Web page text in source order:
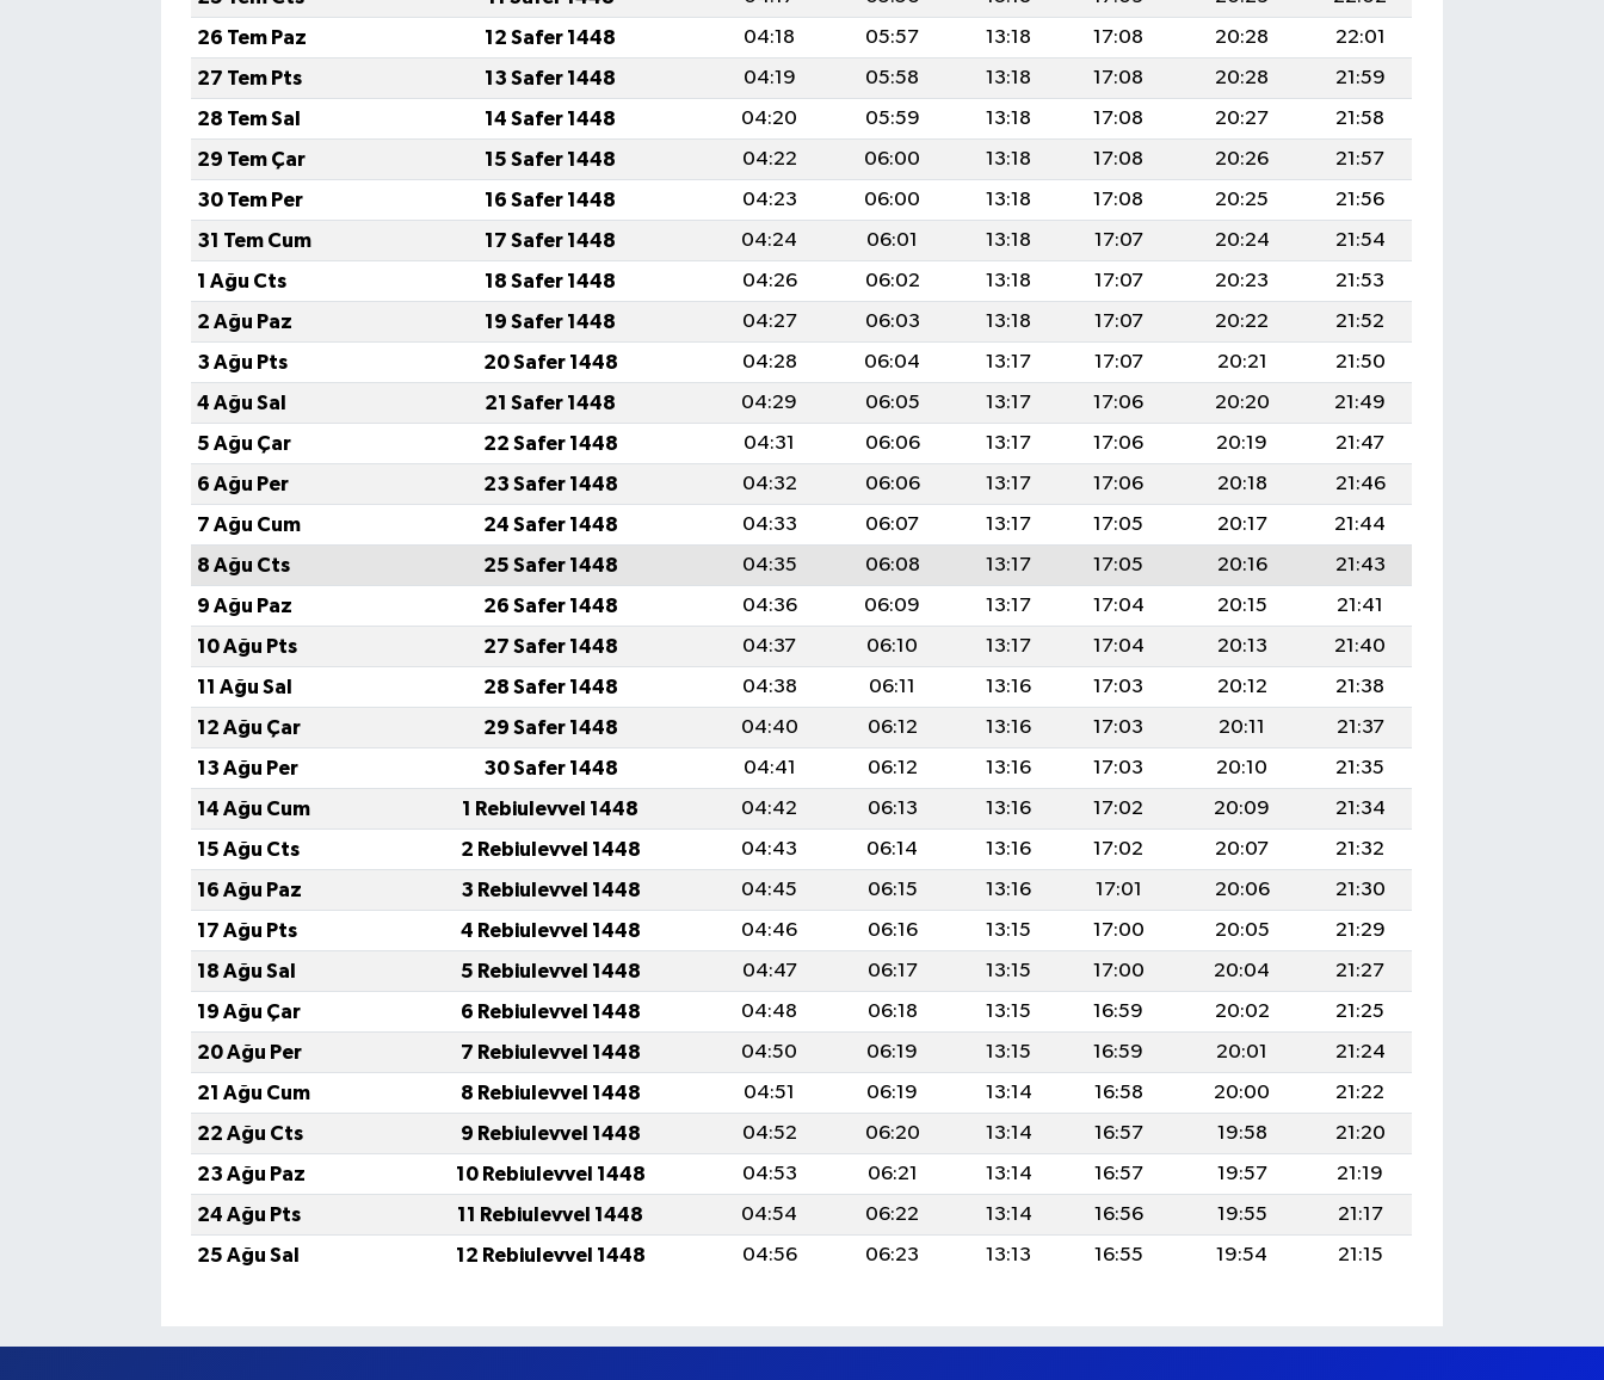
26 Tem Paz
12 Safer 1448 04:18 05:57 13:18 17:08 20:28
22:01
27 Tem Pts
13 Safer 1448 04:19 05:58 13:18 17:08 20:28
21:59
28 Tem Sal
14 Safer 1448 04:20 05:59 13:18 17:08 20:27
21:58
29 Tem Çar
15 Safer 1448 04:22 06:00 13:18 17:08 20:26
21:57
30 Tem Per
16 Safer 1448 04:23 06:00 13:18 17:08 20:25
21:56
31 Tem Cum
17 Safer 1448 04:24 06:01 13:18 17:07 20:24
21:54
1 Ağu Cts
18 Safer 1448 04:26 06:02 13:18 17:07 20:23
21:53
2 Ağu Paz
19 Safer 1448 04:27 06:03 13:18 17:07 20:22
21:52
3 Ağu Pts
20 Safer 1448 04:28 06:04 13:17 17:07 20:21
21:50
4 Ağu Sal
21 Safer 1448 04:29 06:05 13:17 17:06 20:20
21:49
5 Ağu Çar
22 Safer 1448 04:31 06:06 13:17 17:06 20:19
21:47
6 Ağu Per
23 Safer 1448 04:32 06:06 13:17 17:06 20:18
21:46
7 Ağu Cum
24 Safer 1448 04:33 06:07 13:17 17:05 20:17
21:44
8 Ağu Cts
25 Safer 1448 04:35 06:08 13:17 17:05 20:16
21:43
9 Ağu Paz
26 Safer 1448 04:36 06:09 13:17 17:04 20:15
21:41
10 Ağu Pts
27 Safer 1448 04:37 06:10 13:17 17:04 20:13
21:40
11 Ağu Sal
28 Safer 1448 04:38 06:11 13:16 17:03 20:12
21:38
12 Ağu Çar
29 Safer 1448 04:40 06:12 13:16 17:03 20:11
21:37
13 Ağu Per
30 Safer 1448 04:41 06:12 13:16 17:03 20:10
21:35
14 Ağu Cum
1 Rebiulevvel 1448 04:42 06:13 13:16 17:02 20:09
21:34
15 Ağu Cts
2 Rebiulevvel 1448 04:43 06:14 13:16 17:02 20:07
21:32
16 Ağu Paz
3 Rebiulevvel 1448 04:45 06:15 13:16 17:01 20:06
21:30
17 Ağu Pts
4 Rebiulevvel 1448 04:46 06:16 13:15 17:00 20:05
21:29
18 Ağu Sal
5 Rebiulevvel 1448 04:47 06:17 13:15 17:00 20:04
21:27
19 Ağu Çar
6 Rebiulevvel 1448 04:48 06:18 13:15 16:59 20:02
21:25
20 Ağu Per
7 Rebiulevvel 1448 04:50 06:19 13:15 16:59 20:01
21:24
21 Ağu Cum
8 Rebiulevvel 1448 04:51 06:19 13:14 16:58 20:00
21:22
22 Ağu Cts
9 Rebiulevvel 1448 04:52 06:20 13:14 16:57 19:58
21:20
23 Ağu Paz
10 Rebiulevvel 1448 04:53 06:21 13:14 16:57 19:57
21:19
24 Ağu Pts
11 Rebiulevvel 1448 04:54 06:22 13:14 16:56 19:55
21:17
25 Ağu Sal
12 Rebiulevvel 1448 04:56 06:23 13:13 16:55 19:54 21:15